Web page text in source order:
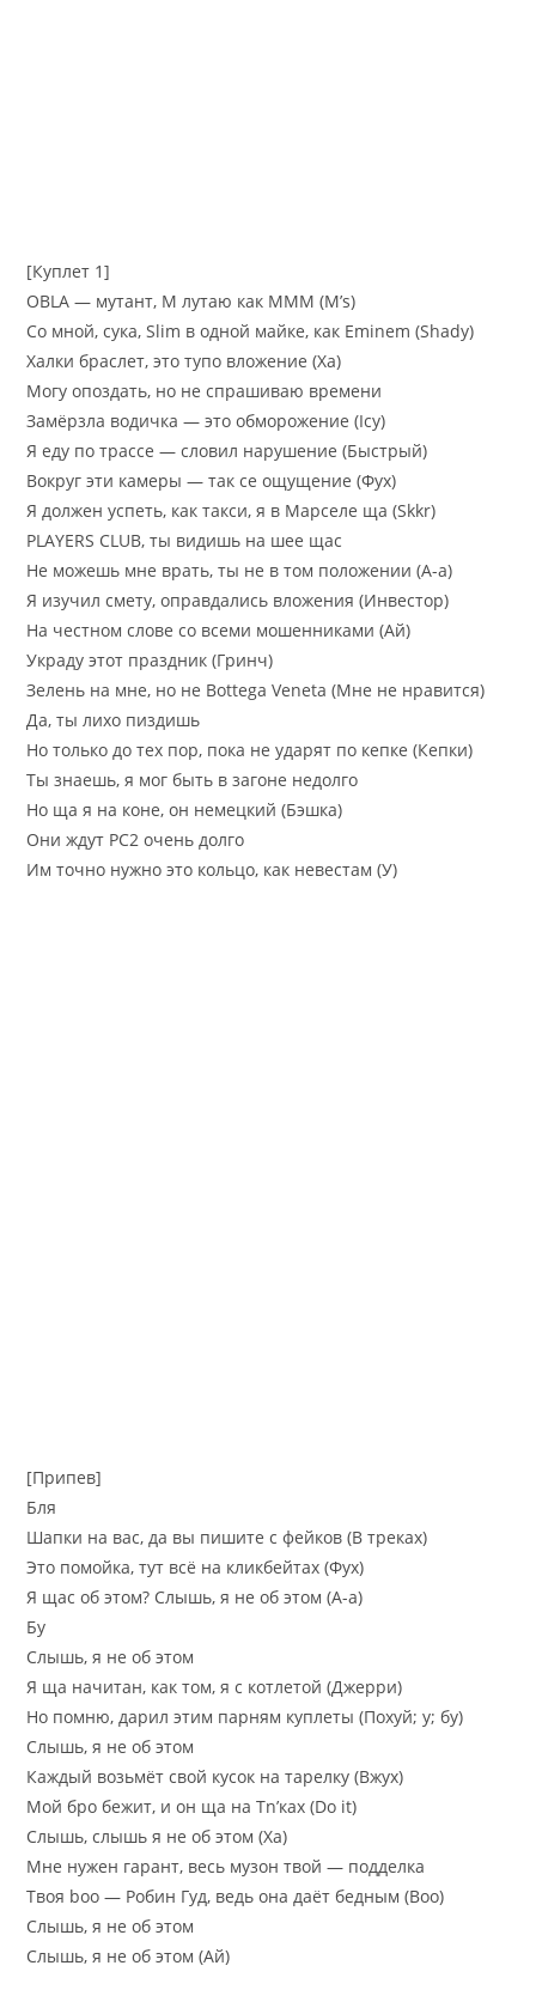
[Куплет 1]
OBLA — мутант, М лутаю как МММ (M’s)
Со мной, сука, Slim в одной майке, как Eminem (Shady)
Халки браслет, это тупо вложение (Ха)
Могу опоздать, но не спрашиваю времени
Замёрзла водичка — это обморожение (Icy)
Я еду по трассе — словил нарушение (Быстрый)
Вокруг эти камеры — так се ощущение (Фух)
Я должен успеть, как такси, я в Марселе ща (Skkr)
PLAYERS CLUB, ты видишь на шее щас
Не можешь мне врать, ты не в том положении (А-а)
Я изучил смету, оправдались вложения (Инвестор)
На честном слове со всеми мошенниками (Ай)
Украду этот праздник (Гринч)
Зелень на мне, но не Bottega Veneta (Мне не нравится)
Да, ты лихо пиздишь
Но только до тех пор, пока не ударят по кепке (Кепки)
Ты знаешь, я мог быть в загоне недолго
Но ща я на коне, он немецкий (Бэшка)
Они ждут PC2 очень долго
Им точно нужно это кольцо, как невестам (У)
[Припев]
Бля
Шапки на вас, да вы пишите с фейков (В треках)
Это помойка, тут всё на кликбейтах (Фух)
Я щас об этом? Слышь, я не об этом (А-а)
Бу
Слышь, я не об этом
Я ща начитан, как том, я с котлетой (Джерри)
Но помню, дарил этим парням куплеты (Похуй; у; бу)
Слышь, я не об этом
Каждый возьмёт свой кусок на тарелку (Вжух)
Мой бро бежит, и он ща на Tn’ках (Do it)
Слышь, слышь я не об этом (Ха)
Мне нужен гарант, весь музон твой — подделка
Твоя boo — Робин Гуд, ведь она даёт бедным (Boo)
Слышь, я не об этом
Слышь, я не об этом (Ай)